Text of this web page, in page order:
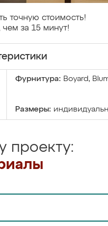
точную стоимость!
за 15 минут!
Фурнитура: Boyard,
Размеры:
проекту: